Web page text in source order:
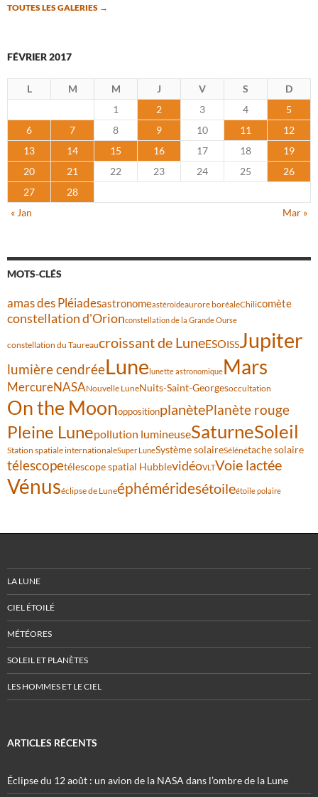
TOUTES LES GALERIES →
FÉVRIER 2017
L M M J V S
D
1
2 3 4
5
6
7 8 9 10 11
12
13
14 15 16 17 18
19
20
21 22 23 24 25
26
27
28
« Jan
Mar »
MOTS-CLÉS
amas des Pléiadesastronomeastéroïdeaurore boréaleChilicomète
constellation d'Orionconstellation de la Grande Ourse
constellation du Taureaucroissant de LuneESOISSJupiter
lumière cendréeLunelunette astronomiqueMars
MercureNASANouvelle LuneNuits-Saint-Georgesoccultation
On the MoonoppositionplanètePlanète rouge
Pleine Lunepollution lumineuseSaturneSoleil
Station spatiale internationaleSuper LuneSystème solaireSélénétache solaire
télescopetélescope spatial HubblevidéoVLTVoie lactée
Vénuséclipse de Luneéphéméridesétoileétoile polaire
LA LUNE
CIEL ÉTOILÉ
MÉTÉORES
SOLEIL ET PLANÈTES
LES HOMMES ET LE CIEL
ARTICLES RÉCENTS
Éclipse du 12 août : un avion de la NASA dans l’ombre de la Lune